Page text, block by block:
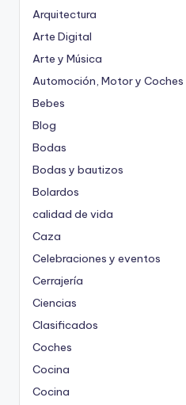
Arquitectura
Arte Digital
Arte y Música
Automoción, Motor y Coches
Bebes
Blog
Bodas
Bodas y bautizos
Bolardos
calidad de vida
Caza
Celebraciones y eventos
Cerrajería
Ciencias
Clasificados
Coches
Cocina
Cocina